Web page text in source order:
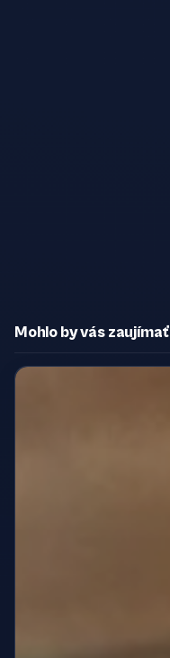
Mohlo by vás zaujímať